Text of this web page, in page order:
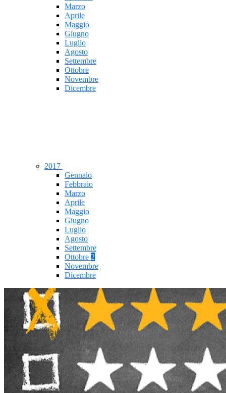
Marzo
Aprile
Maggio
Giugno
Luglio
Agosto
Settembre
Ottobre
Novembre
Dicembre
2017
Gennaio
Febbraio
Marzo
Aprile
Maggio
Giugno
Luglio
Agosto
Settembre
Ottobre 2
Novembre
Dicembre